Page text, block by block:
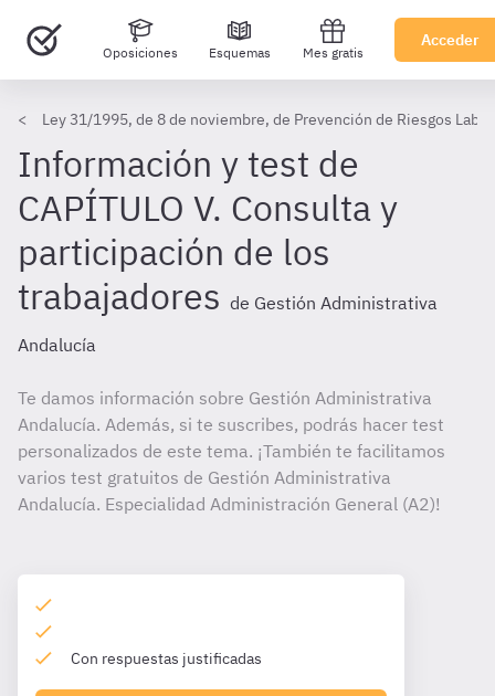
Oposiciones Esquemas Mes gratis
Acceder
Ley 31/1995, de 8 de noviembre, de Prevención de Riesgos
Información y test de
CAPÍTULO V. Consulta y
participación de los
trabajadores de Gestión Administrativa
Andalucía
Te damos información sobre Gestión Administrativa
Andalucía. Además, si te suscribes, podrás hacer test
personalizados de este tema. ¡También te facilitamos
varios test gratuitos de Gestión Administrativa
Andalucía. Especialidad Administración General (A2)!
Con respuestas justificadas